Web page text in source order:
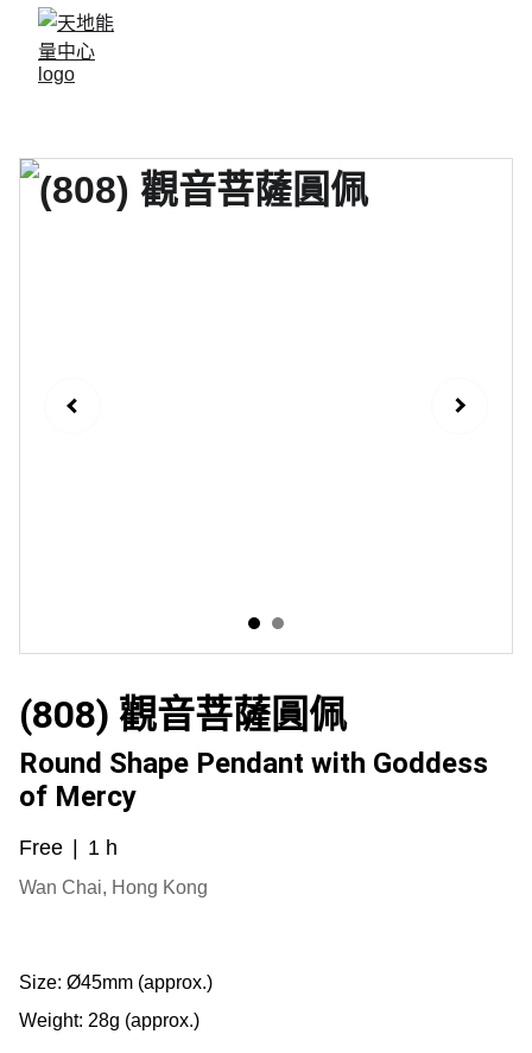
(808) 觀音菩薩圓佩
Round Shape Pendant with Goddess
of Mercy
Free 1 h
Wan Chai, Hong Kong
Size: Ø45mm (approx.)
Weight: 28g (approx.)